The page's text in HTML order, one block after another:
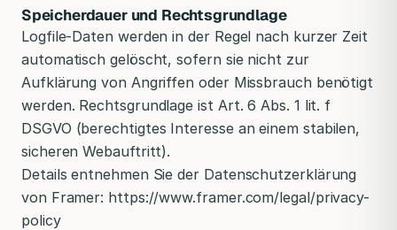
Speicherdauer und Rechtsgrundlage
Logfile-Daten werden in der Regel nach kurzer Zeit
automatisch gelöscht, sofern sie nicht zur
Aufklärung von Angriffen oder Missbrauch benötigt
werden. Rechtsgrundlage ist Art. 6 Abs. 1 lit. f
DSGVO (berechtigtes Interesse an einem stabilen,
sicheren Webauftritt).
Details entnehmen Sie der Datenschutzerklärung
von Framer: https://www.framer.com/legal/privacy-
policy